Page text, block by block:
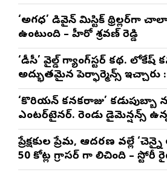
‘అగధ’ డివైన్ మిస్టిక్ థ్రిల్లర్‌గా
ఉంటుంది – హీరో శ్రవణ్ రెడ్డి
‘డీసీ’ వైల్డ్ గ్యాంగ్‌స్టర్ కథ. లోకేష్
అద్భుతమైన పెర్ఫార్మెన్స్ ఇచ్చారు :
మాథేశ్వరన్
‘కొరియన్ కనకరాజు’ కడుపుబ్బా
ఎంటర్‌టైనర్. రెండు డైమెన్షన్స్
నటించడం చాలా సంతృప్తినిచ్చింది
ప్రేక్షకుల ప్రేమ, ఆదరణ వల్లే
50 కోట్ల గ్రాసర్ గా నిలిచింది – స్టోరీ
సాయి రాజేష్